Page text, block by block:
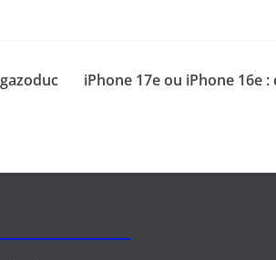
iPhone 17e ou iPhone 16e